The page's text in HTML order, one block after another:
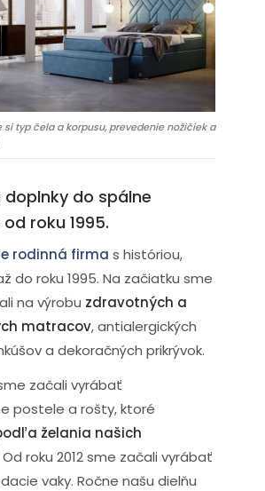
si typ čela a korpusu, prevedenie nožičiek a
do spálne
roku 1995.
rodinná firma s históriou,
do roku 1995. Na začiatku sme
na výrobu zdravotných a
matracov, antialergických
a dekoračných prikrývok.
začali vyrábať
postele a rošty, ktoré
želania našich
Od roku 2012 sme začali vyrábať
vaky. Ročne našu dielňu